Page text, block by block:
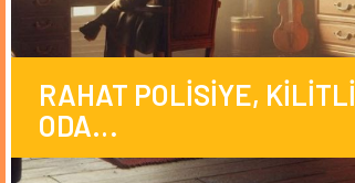
RAHAT POLİSİYE, KİLİTLİ
ODA…